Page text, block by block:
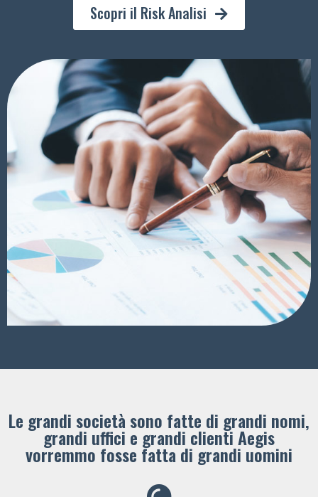
Scopri il Risk Analisi
Le grandi società sono fatte di grandi nomi,
grandi uffici e grandi clienti ​Aegis
vorremmo fosse fatta di grandi uomini